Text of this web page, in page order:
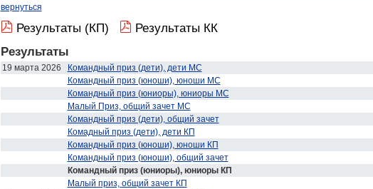
вернуться
Результаты (КП) Результаты КК
Результаты
19 марта 2026
Командный приз (дети), дети МС
Командный приз (юноши), юноши МС
Командный приз (юниоры), юниоры МС
Малый Приз, общий зачет МС
Командный приз (дети), общий зачет
Комадный приз (дети), дети КП
Командный приз (юноши), юноши КП
Командный приз (юноши), общий зачет
Командный приз (юниоры), юниоры КП
Малый приз, общий зачет КП